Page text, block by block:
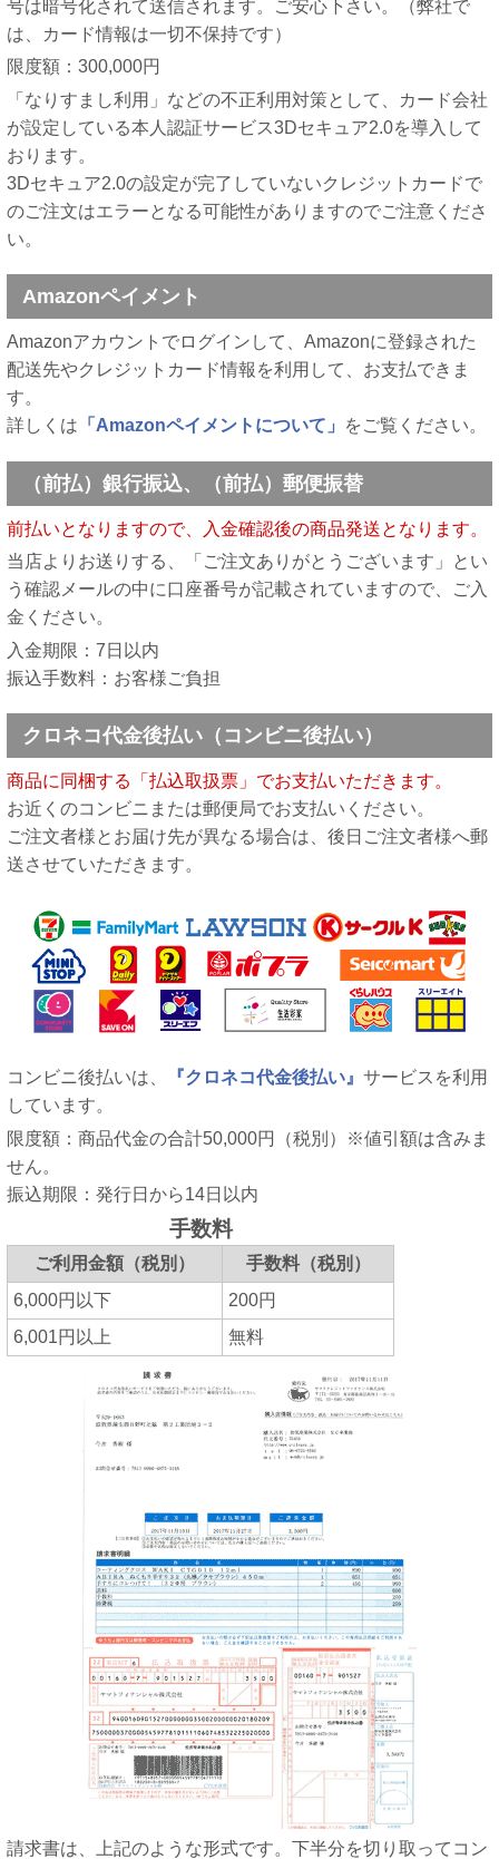
号は暗号化されて送信されます。ご安心下さい。（弊社で
は、カード情報は一切不保持です）
限度額：300,000円
「なりすまし利用」などの不正利用対策として、カード会社
が設定している本人認証サービス3Dセキュア2.0を導入して
おります。
3Dセキュア2.0の設定が完了していないクレジットカードで
のご注文はエラーとなる可能性がありますのでご注意くださ
い。
Amazonペイメント
Amazonアカウントでログインして、Amazonに登録された
配送先やクレジットカード情報を利用して、お支払できま
す。
詳しくは 「Amazonペイメントについて」 をご覧ください。
（前払）銀行振込、（前払）郵便振替
前払いとなりますので、入金確認後の商品発送となります。
当店よりお送りする、「ご注文ありがとうございます」とい
う確認メールの中に口座番号が記載されていますので、ご入
金ください。
入金期限：7日以内
振込手数料：お客様ご負担
クロネコ代金後払い（コンビニ後払い）
商品に同梱する「払込取扱票」でお支払いただきます。
お近くのコンビニまたは郵便局でお支払いください。
ご注文者様とお届け先が異なる場合は、後日ご注文者様へ郵
送させていただきます。
コンビニ後払いは、 『クロネコ代金後払い』サービスを利用
しています。
限度額：商品代金の合計50,000円（税別）※値引額は含みま
せん。
振込期限：発行日から14日以内
手数料
ご利用金額（税別）
手数料（税別）
6,000円以下
200円
6,001円以上
無料
請求書は、上記のような形式です。下半分を切り取ってコン